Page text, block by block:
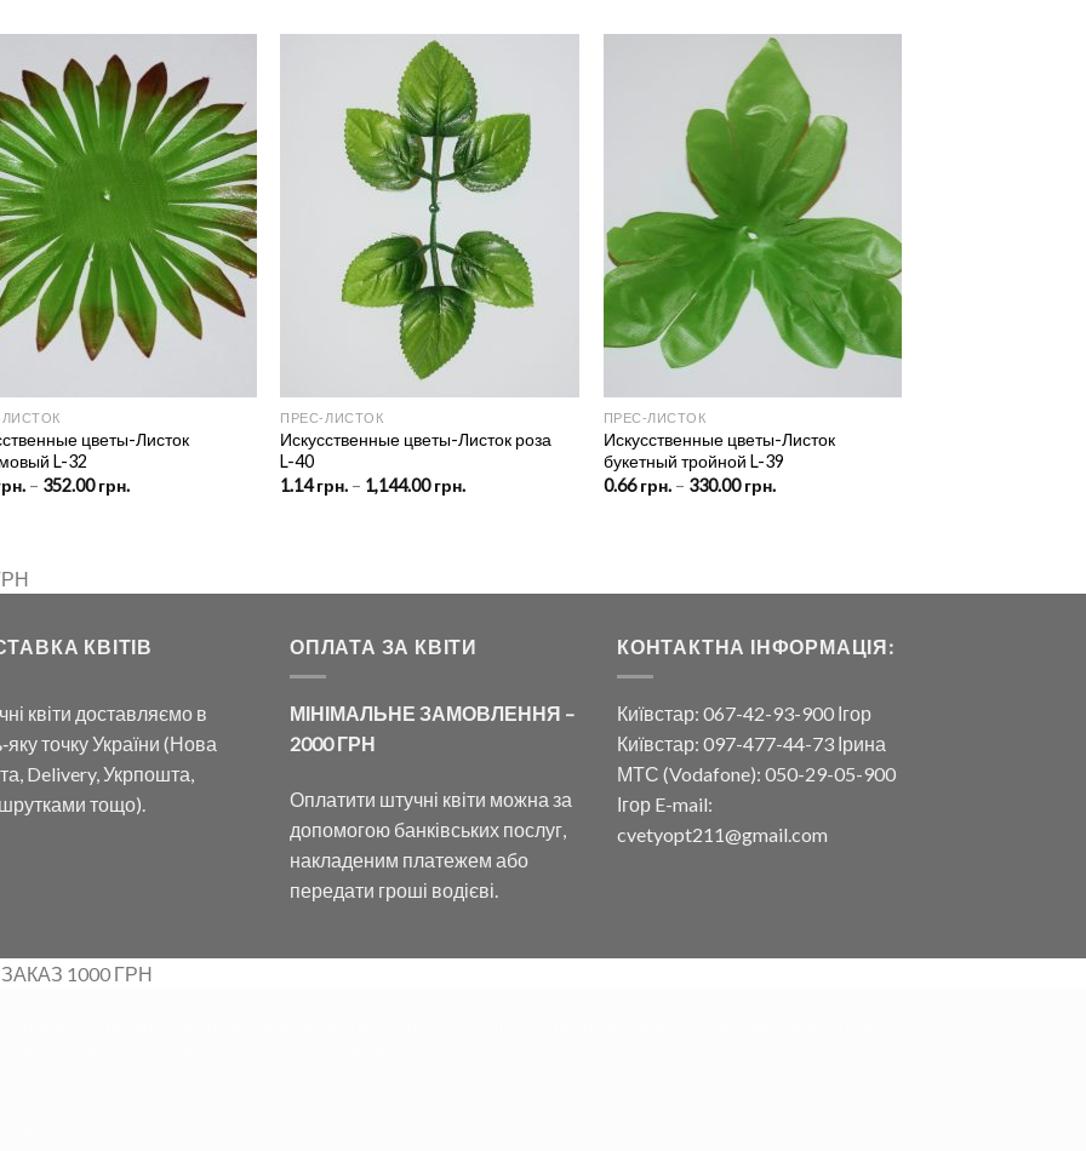
цветы-Листок
L-32
– 352.00грн.Price
ПРЕС‑ЛИСТОК
Искусственные цветы-Листок роза
L-40
1.14грн. – 1,144.00грн.Price
ПРЕС‑ЛИСТОК
Искусственные цветы-Листок
букетный тройной L-39
0.66грн. – 330.00грн.Price
КВІТІВ
квіти доставляємо в
точку України (Нова
Delivery, Укрпошта,
тощо).
ОПЛАТА ЗА КВІТИ
МІНІМАЛЬНЕ ЗАМОВЛЕННЯ –
2000 ГРН
Оплатити штучні квіти можна за
допомогою банківських послуг,
накладеним платежем або
передати гроші водієві.
КОНТАКТНА ІНФОРМАЦІЯ:
Київстар: 067-42-93-900 Ігор
Київстар: 097-477-44-73 Ірина
МТС (Vodafone): 050-29-05-900
Ігор E-mail:
cvetyopt211@gmail.com
1000 ГРН